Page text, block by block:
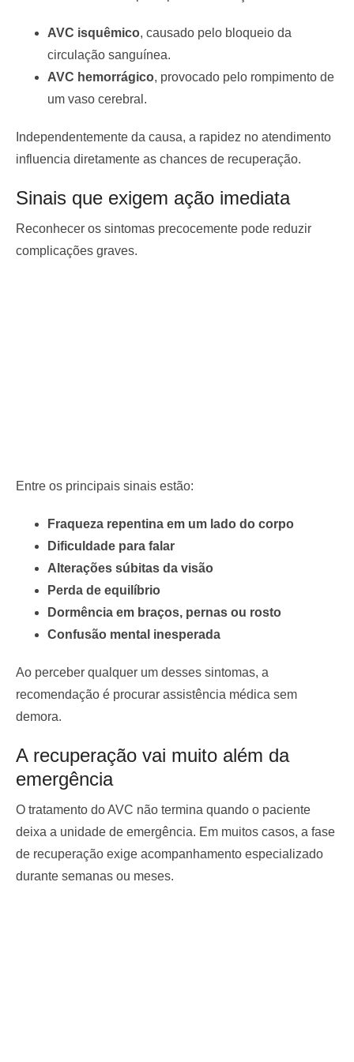
AVC isquêmico, causado pelo bloqueio da
circulação sanguínea.
AVC hemorrágico, provocado pelo rompimento de
um vaso cerebral.
Independentemente da causa, a rapidez no atendimento
influencia diretamente as chances de recuperação.
Sinais que exigem ação imediata
Reconhecer os sintomas precocemente pode reduzir
complicações graves.
Entre os principais sinais estão:
Fraqueza repentina em um lado do corpo
Dificuldade para falar
Alterações súbitas da visão
Perda de equilíbrio
Dormência em braços, pernas ou rosto
Confusão mental inesperada
Ao perceber qualquer um desses sintomas, a
recomendação é procurar assistência médica sem
demora.
A recuperação vai muito além da
emergência
O tratamento do AVC não termina quando o paciente
deixa a unidade de emergência. Em muitos casos, a fase
de recuperação exige acompanhamento especializado
durante semanas ou meses.